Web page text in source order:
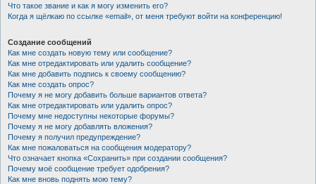
Что такое звание и как я могу изменить его?
Когда я щёлкаю по ссылке «email», от меня требуют войти на конференцию!
Создание сообщений
Как мне создать новую тему или сообщение?
Как мне отредактировать или удалить сообщение?
Как мне добавить подпись к своему сообщению?
Как мне создать опрос?
Почему я не могу добавить больше вариантов ответа?
Как мне отредактировать или удалить опрос?
Почему мне недоступны некоторые форумы?
Почему я не могу добавлять вложения?
Почему я получил предупреждение?
Как мне пожаловаться на сообщения модератору?
Что означает кнопка «Сохранить» при создании сообщения?
Почему моё сообщение требует одобрения?
Как мне вновь поднять мою тему?